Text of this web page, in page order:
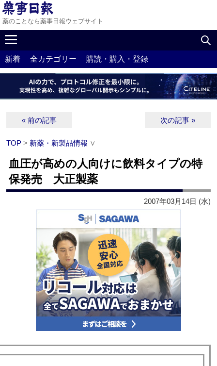
薬のことなら薬事日報ウェブサイト
新着 全カテゴリー 購読・購入・登録
« 前の記事 次の記事 »
TOP > 新薬・新製品情報 ∨
血圧が高めの人向けに飲料タイプの特
保発売 大正製薬
2007年03月14日 (水)